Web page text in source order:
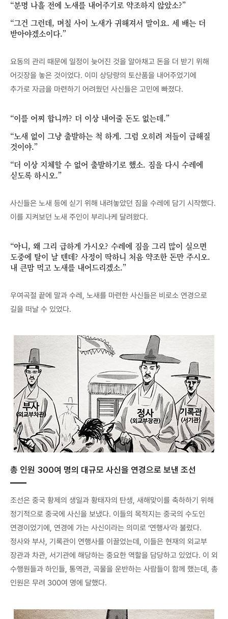
“분명 나흘 전에 노새를 내어주기로 약조하지 않았소?”
“그건 그런데, 며칠 사이 노새가 귀해져서 말이요. 세 배는 더
받아야겠소이다.”
요동의 관리 때문에 일정이 늦어진 것을 알아채고 돈을 더 받기 위해
어깃장을 놓은 것이었다. 이미 상당량의 토산품을 내어주었기에
추가로 자금을 마련하기 어려웠던 사신들은 고민에 빠졌다.
“이를 어찌 합니까? 더 이상 내어줄 돈도 없는데.”
“노새 없이 그냥 출발하는 척 하게. 그럼 오히려 저들이 급해질
것이야.”
“더 이상 지체할 수 없어 출발하기로 했소. 짐을 다시 수레에
싣도록 하시오.”
사신들은 노새 등에 싣기 위해 내려놓았던 짐을 수레에 담기 시작했다.
이를 지켜보던 노새 주인이 부리나케 달려왔다.
“아니, 왜 그리 급하게 가시오? 수레에 짐을 그리 많이 실으면
도중에 탈이 날 텐데? 사정이 딱하니 처음 약조한 돈만 주시오.
내 큰맘 먹고 노새를 내어드리겠소.”
우여곡절 끝에 말과 수레, 노새를 마련한 사신들은 비로소 연경으로
길을 떠날 수 있었다.
총 인원 300여 명의 대규모 사신을 연경으로 보낸 조선
조선은 중국 황제의 생일과 황태자의 탄생, 새해맞이를 축하하기 위해
정기적으로 중국에 사신을 보냈다. 이들의 목적지는 중국의 수도인
연경이었기에, 연경에 가는 사신이라는 의미로 ‘연행사’라 불렀다.
정사와 부사, 기록관이 연행사를 이끌었는데, 이들은 현재의 외교부
장관과 차관, 서기관에 해당하는 중요한 역할을 담당하고 있었다. 이 외
수행원들과 하인들, 통역관, 곡물을 운반하는 사람들이 함께 했는데, 총
인원은 무려 300여 명에 달했다.